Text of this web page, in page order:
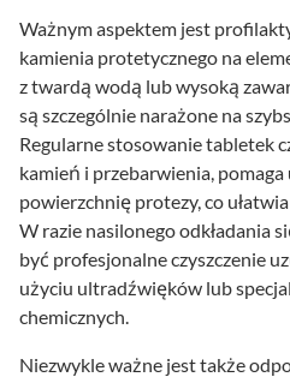
Ważnym aspektem jest
kamienia protetycznego na
z twardą wodą lub wysoką
są szczególnie narażone na
Regularne stosowanie tabletek
kamień i przebarwienia, pomaga
powierzchnię protezy, co
W razie nasilonego odkładania
być profesjonalne czyszczenie
użyciu ultradźwięków lub
chemicznych.
Niezwykle ważne jest także